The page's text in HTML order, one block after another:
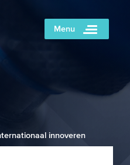
Menu
innoveren